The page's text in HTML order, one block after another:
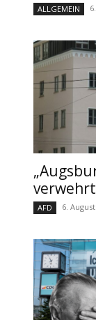
ALLGEMEIN
AFD 6.